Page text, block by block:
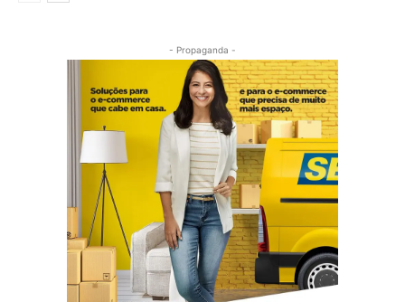
- Propaganda -